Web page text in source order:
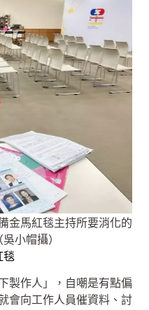
金馬紅毯主持所要消化的
小帽攝）
毯
製作人」，自嘲是有點偏
會向工作人員催資料、討